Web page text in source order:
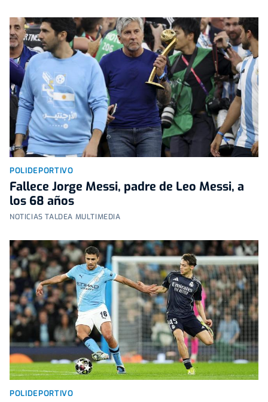
POLIDEPORTIVO
Fallece Jorge Messi, padre de Leo Messi, a
los 68 años
NOTICIAS TALDEA MULTIMEDIA
POLIDEPORTIVO